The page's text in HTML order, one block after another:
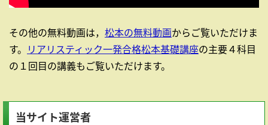
その他の無料動画は， 松本の無料動画からご覧いただけま
す。 リアリスティック一発合格松本基礎講座の主要４科目
の１回目の講義もご覧いただけます。
当サイト運営者